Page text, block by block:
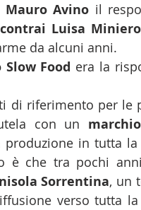
Mauro Avino
Luisa Miniero
da alcuni anni.
Food era la
di riferimento per le
con un marchio
in tutta la
è che tra pochi anni
Sorrentina, un
verso tutta